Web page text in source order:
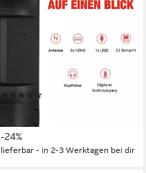
XH32P900S LCD-LED
80 cm/32 Zoll
Diagonale
Auflösung
Produktdatenblatt
129,99 €
-24%
lieferbar - in 2-3 Werktagen bei dir